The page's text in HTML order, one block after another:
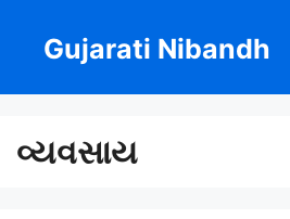
content
Gujarati Nibandh
વ્યવસાય